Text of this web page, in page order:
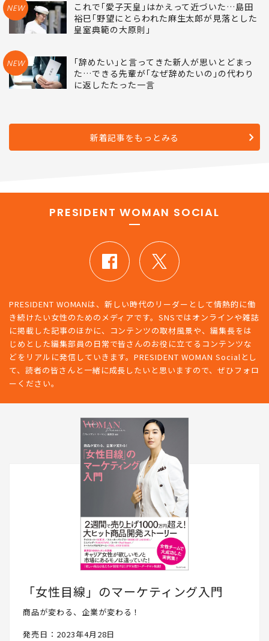
NEW
これで｢愛子天皇｣はかえって近づいた…島田
裕巳｢野望にとらわれた麻生太郎が見落とした
皇室典範の大原則｣
NEW
｢辞めたい｣と言ってきた新人が思いとどまっ
た…できる先輩が｢なぜ辞めたいの｣の代わり
に返したたった一言
新着記事をもっとみる
PRESIDENT WOMAN SOCIAL
PRESIDENT WOMANは、新しい時代のリーダーとして情熱的に働
き続けたい女性のためのメディアです。SNSではオンラインや雑誌
に掲載した記事のほかに、コンテンツの取材風景や、編集長をは
じめとした編集部員の日常で皆さんのお役に立てるコンテンツな
どをリアルに発信していきます。PRESIDENT WOMAN Socialとし
て、読者の皆さんと一緒に成長したいと思いますので、ぜひフォロ
ーください。
「女性目線」のマーケティング入門
商品が変わる、企業が変わる！
発売日：2023年4月28日